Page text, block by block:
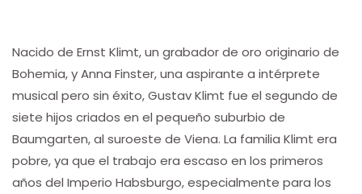
Nacido de Ernst Klimt, un grabador de oro originario de
Bohemia, y Anna Finster, una aspirante a intérprete
musical pero sin éxito, Gustav Klimt fue el segundo de
siete hijos criados en el pequeño suburbio de
Baumgarten, al suroeste de Viena. La familia Klimt era
pobre, ya que el trabajo era escaso en los primeros
años del Imperio Habsburgo, especialmente para los